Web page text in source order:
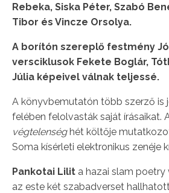
Rebeka, Siska Péter, Szabó
Tibor és Vincze Orsolya.
A borítón szereplő festmény
versciklusok Fekete Boglár,
Júlia képeivel válnak teljessé.
A könyvbemutatón több szerző is
felében felolvasták saját írásaikat.
végtelenséghét költője
Soma kísérleti elektronikus zenéje
Pankotai Lilit a hazai slam poetry
az este két szabadverset